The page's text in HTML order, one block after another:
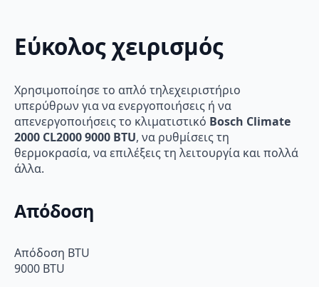
Εύκολος χειρισμός
Χρησιμοποίησε το απλό τηλεχειριστήριο
υπερύθρων για να ενεργοποιήσεις ή να
απενεργοποιήσεις το κλιματιστικό Bosch Climate
2000 CL2000 9000 BTU, να ρυθμίσεις τη
θερμοκρασία, να επιλέξεις τη λειτουργία και πολλά
άλλα.
Απόδοση
Απόδοση BTU
9000 BTU